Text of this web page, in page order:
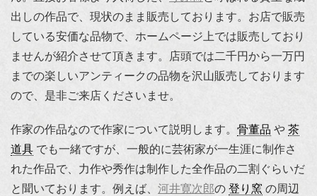
出しの作品で、現状のまま販売しております。お店で販売
している安価な品物で、ホームページ上では販売しており
ませんが紹介させて頂きます。店頭では二千円から一万円
までの楽しいアンティークの品物を沢山販売しております
ので、是非ご来店くださいませ。
作家の作品なので作家について説明します。 骨董品 や 茶
道具 でも一緒ですが、一般的に芸術家が一生涯に制作さ
れた作品で、力作や秀作は制作した全作品の二割ぐらいだ
と聞いております。例えば、 河井寛次郎の 登り窯 の周辺